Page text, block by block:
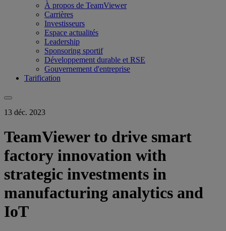
À propos de TeamViewer
Carrières
Investisseurs
Espace actualités
Leadership
Sponsoring sportif
Développement durable et RSE
Gouvernement d'entreprise
Tarification
13 déc. 2023
TeamViewer to drive smart
factory innovation with
strategic investments in
manufacturing analytics and
IoT